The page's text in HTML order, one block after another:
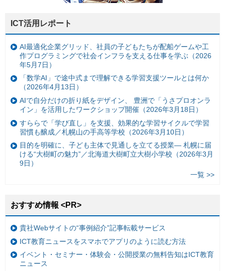
ICT活用レポート
AI最適化企業グリッド、社員の子どもたちが配船ゲームや工
作プログラミングで社会インフラを支える仕事を学ぶ（2026
年5月7日）
「数学AI」で途中式まで理解できる学習支援ツールとは何か
（2026年4月13日）
AIで自分だけの折り紙をデザイン、 豊洲で「うさプロオンラ
イン」を活用したワークショップ開催（2026年3月18日）
すららで「学び直し」を支援、効果的な学習サイクルで学習
習慣も醸成／札幌山の手高等学校（2026年3月10日）
目的を明確に、子ども主体で見通しを立てる授業— 札幌に届
ける“大樹町の魅力”／北海道大樹町立大樹小学校（2026年3月
9日）
一覧 >>
おすすめ情報 <PR>
貴社Webサイトの“事例紹介”記事転載サービス
ICT教育ニュースをスマホでアプリのように読む方法
イベント・セミナー・体験会・公開授業の無料告知はICT教育
ニュース